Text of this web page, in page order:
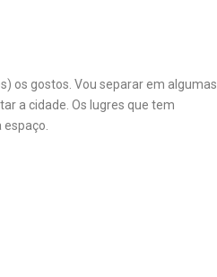
os gostos. Vou separar em algumas
a cidade. Os lugres que tem